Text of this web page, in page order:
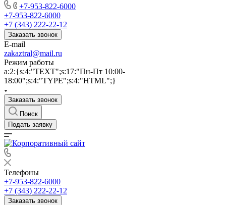
+7-953-822-6000
+7-953-822-6000
+7 (343) 222-22-12
Заказать звонок
E-mail
zakaztral@mail.ru
Режим работы
a:2:{s:4:"TEXT";s:17:"Пн-Пт 10:00-
18:00";s:4:"TYPE";s:4:"HTML";}
Заказать звонок
Поиск
Подать заявку
Телефоны
+7-953-822-6000
+7 (343) 222-22-12
Заказать звонок